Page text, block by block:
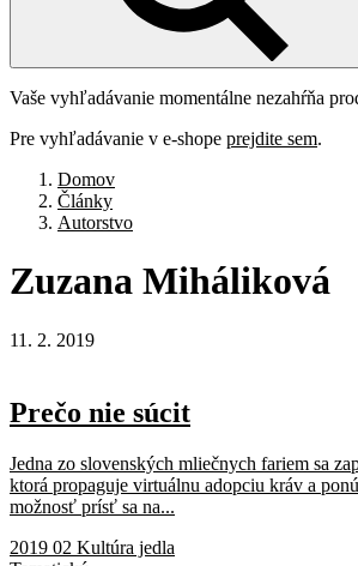
Vaše vyhľadávanie momentálne nezahŕňa
Pre vyhľadávanie v e-shope prejdite sem.
Domov
Články
Autorstvo
Zuzana Miháliková
11. 2. 2019
Prečo nie súcit
Jedna zo slovenských mliečnych fariem sa
ktorá propaguje virtuálnu adopciu kráv a
možnosť prísť sa na...
2019 02 Kultúra jedla